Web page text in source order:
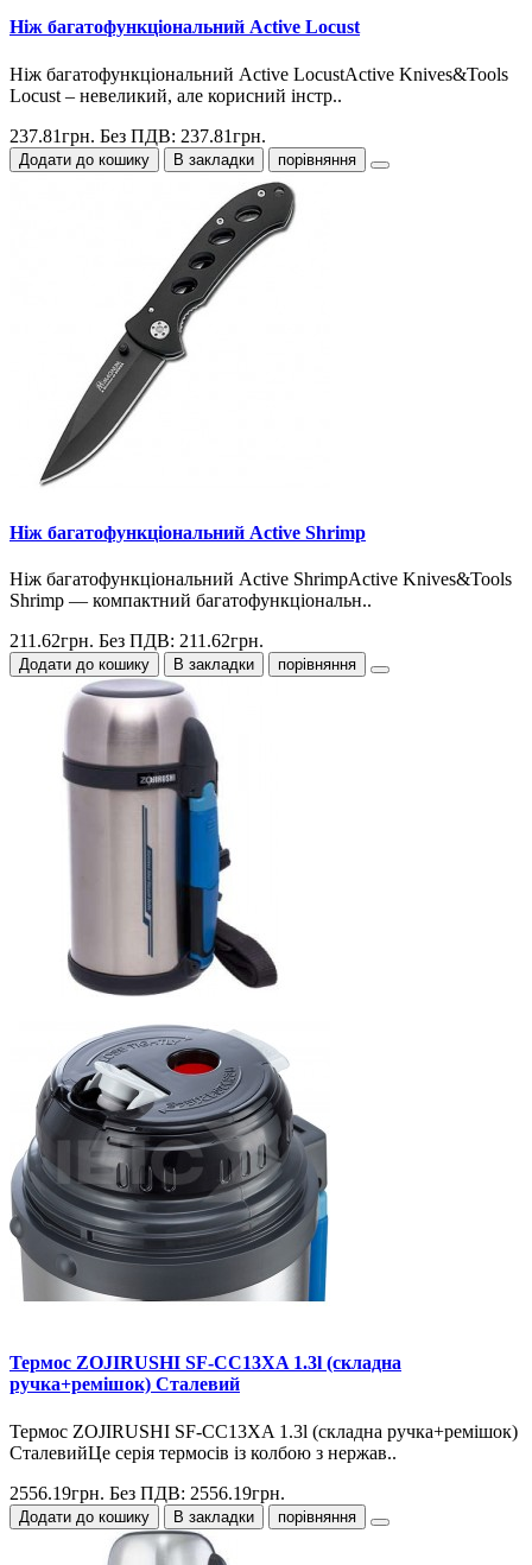
Ніж багатофункціональний Active Locust
Ніж багатофункціональний Active LocustActive Knives&Tools
Locust – невеликий, але корисний інстр..
237.81грн. Без ПДВ: 237.81грн.
Додати до кошику В закладки порівняння
Ніж багатофункціональний Active Shrimp
Ніж багатофункціональний Active ShrimpActive Knives&Tools
Shrimp — компактний багатофункціональн..
211.62грн. Без ПДВ: 211.62грн.
Додати до кошику В закладки порівняння
Термос ZOJIRUSHI SF-CС13ХA 1.3l (складна
ручка+ремішок) Сталевий
Термос ZOJIRUSHI SF-CС13ХA 1.3l (складна ручка+ремішок)
СталевийЦе серія термосів із колбою з нержав..
2556.19грн. Без ПДВ: 2556.19грн.
Додати до кошику В закладки порівняння